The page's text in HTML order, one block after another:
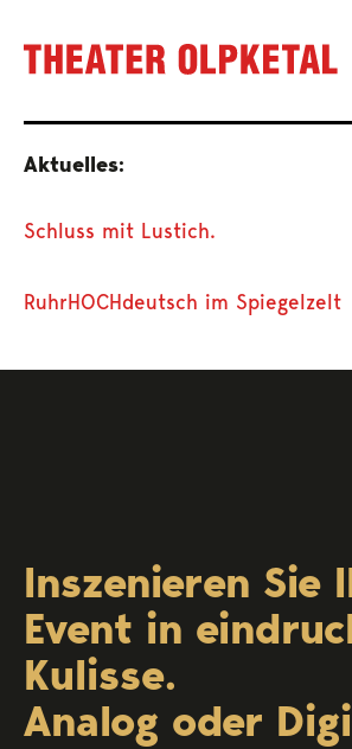
Aktuelles:
Schluss mit Lustich.
RuhrHOCHdeutsch im Spiegelzelt
Inszenieren Sie
Event in
Kulisse.
Analog oder